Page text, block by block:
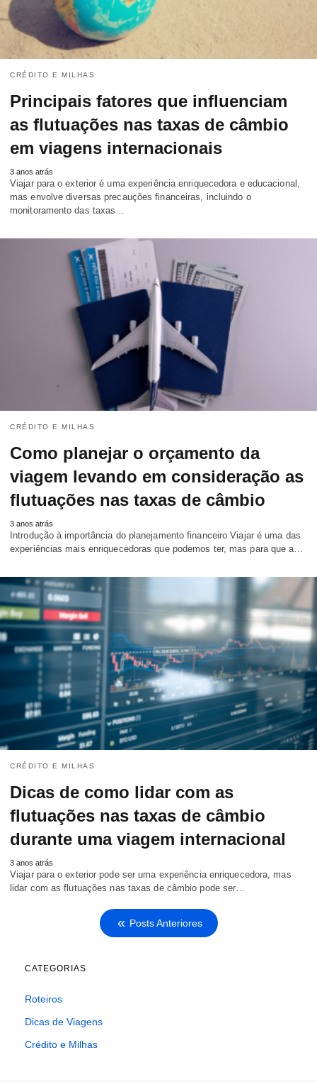
CRÉDITO E MILHAS
Principais fatores que influenciam
as flutuações nas taxas de câmbio
em viagens internacionais
3 anos atrás
Viajar para o exterior é uma experiência enriquecedora e educacional,
mas envolve diversas precauções financeiras, incluindo o
monitoramento das taxas…
CRÉDITO E MILHAS
Como planejar o orçamento da
viagem levando em consideração as
flutuações nas taxas de câmbio
3 anos atrás
Introdução à importância do planejamento financeiro Viajar é uma das
experiências mais enriquecedoras que podemos ter, mas para que a…
CRÉDITO E MILHAS
Dicas de como lidar com as
flutuações nas taxas de câmbio
durante uma viagem internacional
3 anos atrás
Viajar para o exterior pode ser uma experiência enriquecedora, mas
lidar com as flutuações nas taxas de câmbio pode ser…
Posts Anteriores
CATEGORIAS
Roteiros
Dicas de Viagens
Crédito e Milhas